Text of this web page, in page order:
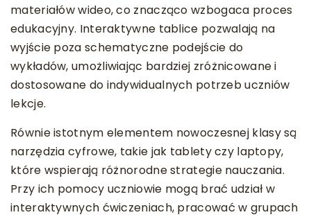
materiałów wideo, co znacząco wzbogaca proces
edukacyjny. Interaktywne tablice pozwalają na
wyjście poza schematyczne podejście do
wykładów, umożliwiając bardziej zróżnicowane i
dostosowane do indywidualnych potrzeb uczniów
lekcje.
Równie istotnym elementem nowoczesnej klasy są
narzędzia cyfrowe, takie jak tablety czy laptopy,
które wspierają różnorodne strategie nauczania.
Przy ich pomocy uczniowie mogą brać udział w
interaktywnych ćwiczeniach, pracować w grupach